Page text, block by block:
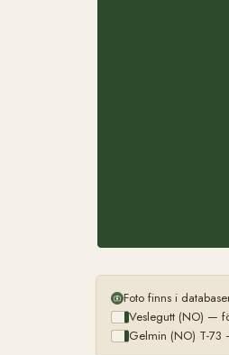
Foto finns i
Veslegutt (NO) —
Gelmin (NO) T-73